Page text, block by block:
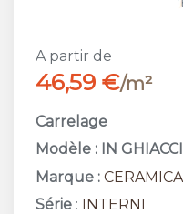
A partir de
46,59 €/m²
Carrelage
Modèle : IN
Marque :
Série : INTERNI